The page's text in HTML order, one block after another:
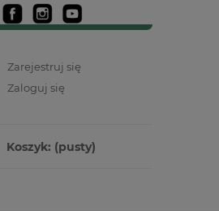
Zarejestruj się
Zaloguj się
Koszyk: (pusty)